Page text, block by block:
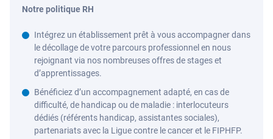
Notre politique RH
Intégrez un établissement prêt à vous accompagner dans
le décollage de votre parcours professionnel en nous
rejoignant via nos nombreuses offres de stages et
d’apprentissages.
Bénéficiez d’un accompagnement adapté, en cas de
difficulté, de handicap ou de maladie : interlocuteurs
dédiés (référents handicap, assistantes sociales),
partenariats avec la Ligue contre le cancer et le FIPHFP.